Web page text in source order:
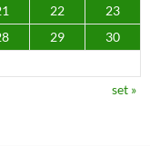
22
23
29
30
set »